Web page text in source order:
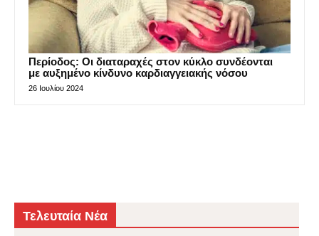
Περίοδος: Οι διαταραχές στον κύκλο συνδέονται
με αυξημένο κίνδυνο καρδιαγγειακής νόσου
26 Ιουλίου 2024
Τελευταία Νέα